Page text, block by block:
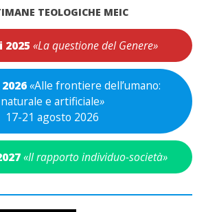
TEOLOGICHE MEIC
2025 «La questione del Genere»
«Alle frontiere dell’umano:
naturale e artificiale»
17-21 agosto 2026
«Il rapporto individuo-società»